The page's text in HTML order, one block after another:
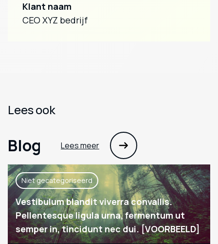
Klant naam
CEO XYZ bedrijf
Lees ook
Blog Lees meer
Niet gecategoriseerd
Vestibulum blandit viverra convallis.
Pellentesque ligula urna, fermentum ut
semper in, tincidunt nec dui. [VOORBEELD]